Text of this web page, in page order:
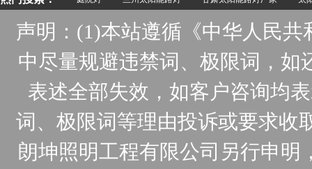
声明：(1)本站遵循《中华人民
中尽量规避违禁词、极限词，
表述全部失效，如客户咨询均
词、极限词等理由投诉或要求收
朗坤照明工程有限公司另行申